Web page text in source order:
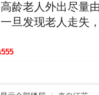
龄老人外出尽量
旦发现老人走失